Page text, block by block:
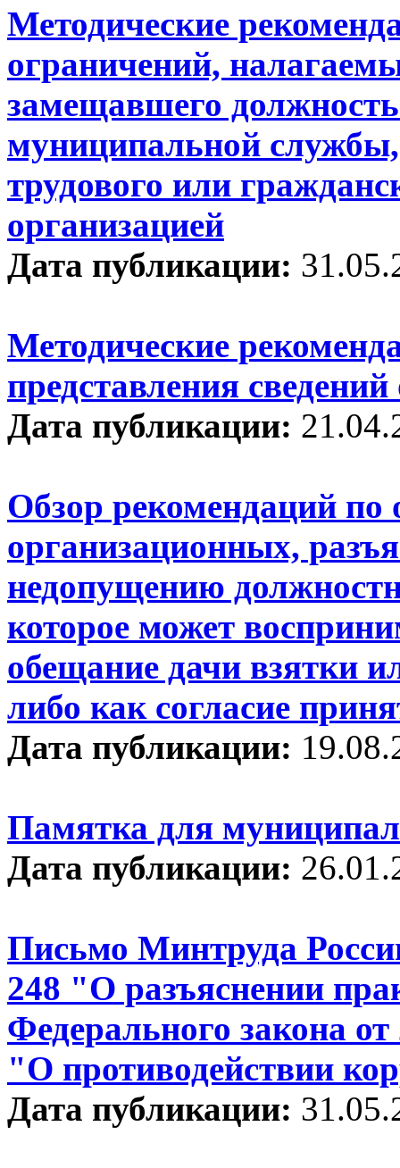
Методические
ограничений,
замещавшего
муниципальной
трудового или
организацией
Дата публикации:
Методические
представления
Дата публикации:
Обзор рекомендаций по
организационных,
недопущению
которое может
обещание дачи взятки
либо как согласие
Дата публикации:
Памятка для
Дата публикации:
Письмо Минтруда
248 "О разъяснении
Федерального закона
"О противодействии
Дата публикации: